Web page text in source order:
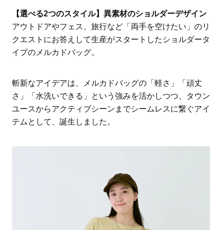
【選べる2つのスタイル】異素材のショルダーデザイン
アウトドアやフェス、旅行など「両手を空けたい」のリ
クエストにお答えして生産がスタートしたショルダータ
イプのメルカドバッグ。
斬新なアイデアは、メルカドバッグの「軽さ」「頑丈
さ」「水洗いできる」という強みを活かしつつ、タウン
ユースからアクティブシーンまでシームレスに繋ぐアイ
テムとして、誕生しました。